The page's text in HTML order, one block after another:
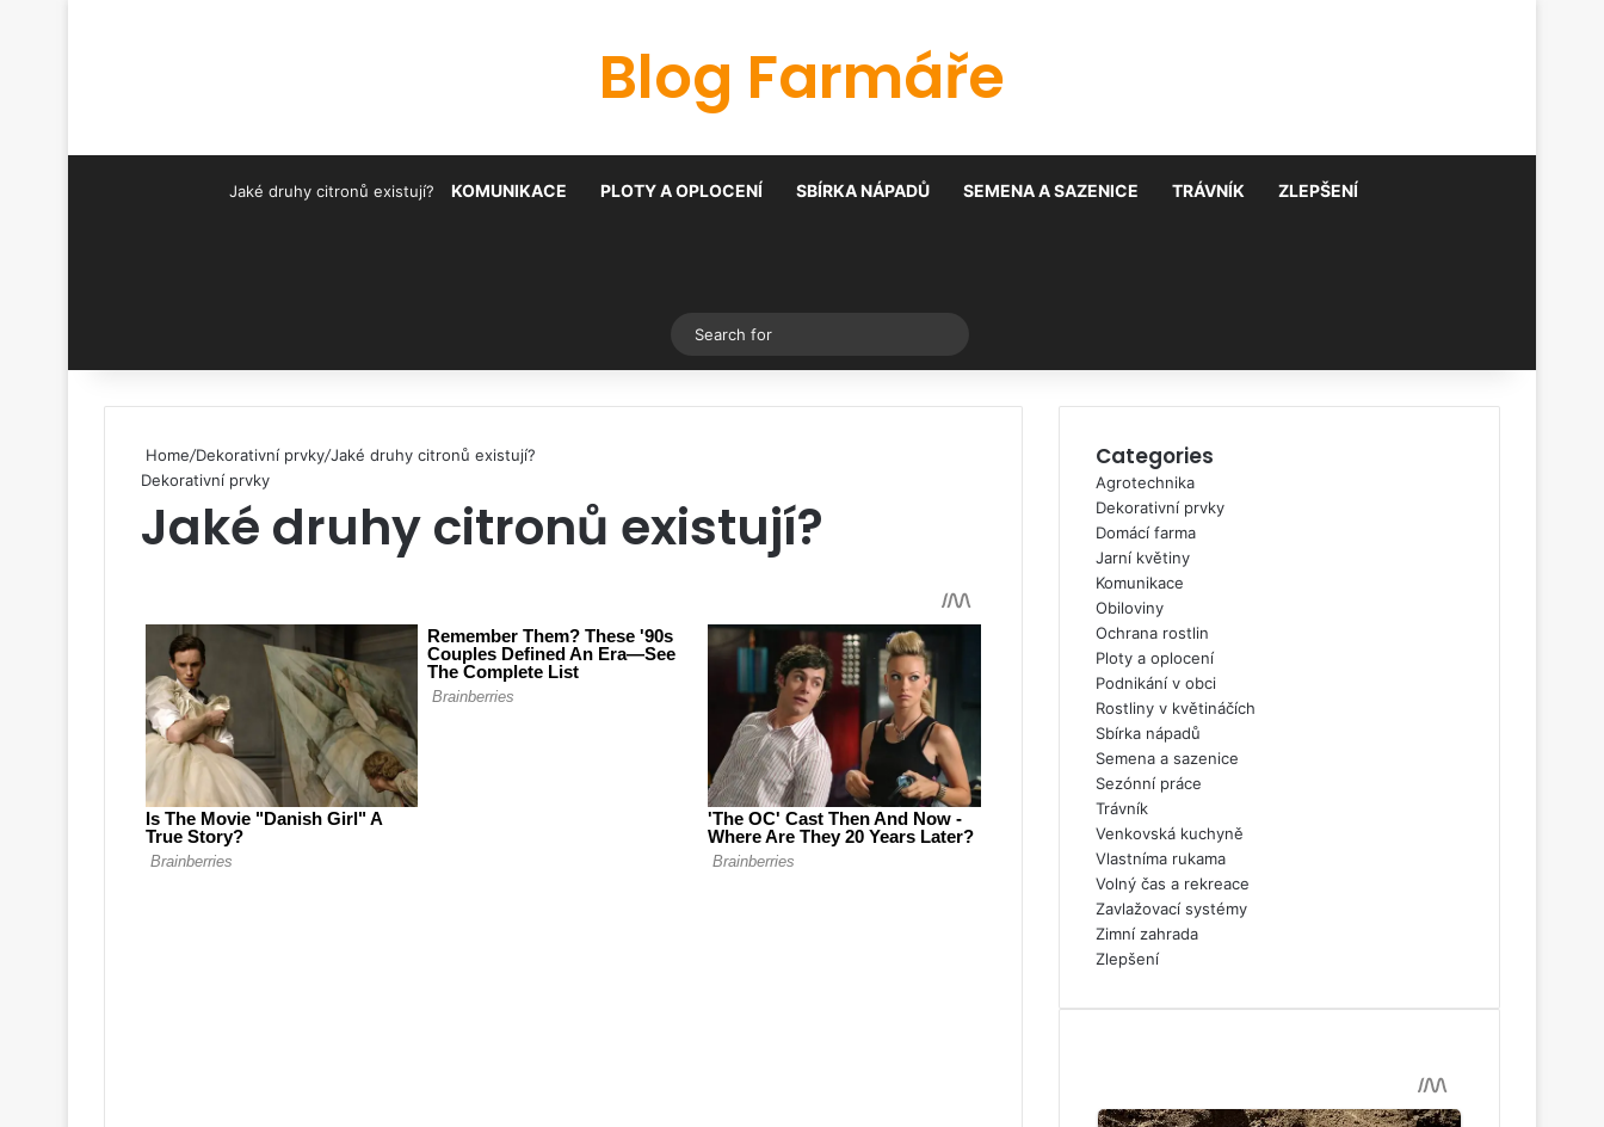
Blog Farmáře
Jaké druhy citronů existují? KOMUNIKACE PLOTY A OPLOCENÍ SBÍRKA NÁPADŮ SEMENA A SAZENICE TRÁVNÍK ZLEPŠENÍ
Switch skin
for
Home/Dekorativní prvky/Jaké druhy citronů existují?
Dekorativní prvky
Jaké druhy citronů existují?
Categories
Agrotechnika
Dekorativní prvky
Domácí farma
Jarní květiny
Komunikace
Obiloviny
Ochrana rostlin
Ploty a oplocení
Podnikání v obci
Rostliny v květináčích
Sbírka nápadů
Semena a sazenice
Sezónní práce
Trávník
Venkovská kuchyně
Vlastníma rukama
Volný čas a rekreace
Zavlažovací systémy
Zimní zahrada
Zlepšení